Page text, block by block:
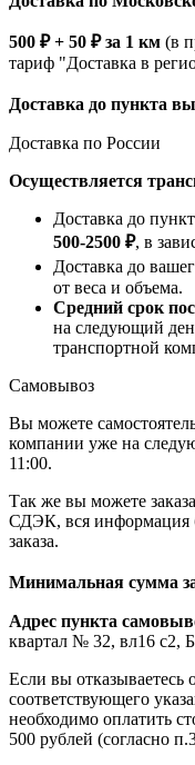
500 ₽ + 50 ₽ за 1 км (в
тариф "Доставка в
Доставка до пункта
Доставка по России
Осуществляется
Доставка до
500-2500 ₽, в
Доставка до
от веса и объема.
Средний срок
на следующий
транспортной
Самовывоз
Вы можете
компании уже на
11:00.
Так же вы можете
СДЭК, вся информация
заказа.
Минимальная сумма
Адрес пункта
квартал № 32, вл16 с2,
Если вы отказываетесь
соответствующего
необходимо оплатить
500 рублей (согласно